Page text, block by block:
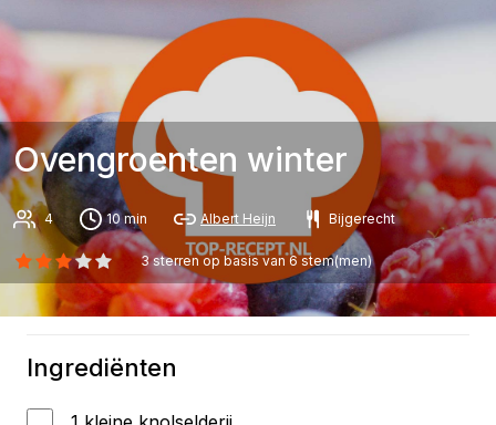
Ovengroenten winter
4 10 min Albert Heijn Bijgerecht
3sterren op basis van6stem(men)
Ingrediënten